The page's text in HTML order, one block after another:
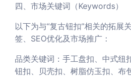
四、市场关键词（Keywords）
以下为与“复古钮扣”相关的拓展
签、SEO优化及市场推广：
品类关键词：手工盘扣、中式纽
钮扣、贝壳扣、树脂仿玉扣、布